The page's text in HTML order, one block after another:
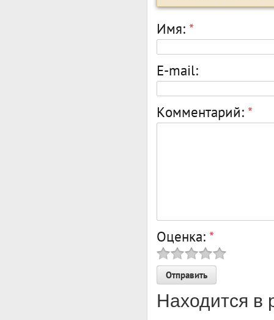
Имя: *
E-mail:
Комментарий: *
Оценка: *
Находится в